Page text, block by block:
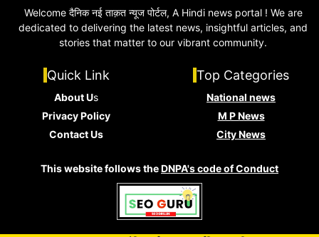
Welcome दैनिक नई ताक़त न्यूज पोर्टल, A Hindi news portal ! We are
dedicated to delivering the latest news, insightful articles, and
stories that matter to our vibrant community.
Quick Link
About Us
Privacy Policy
Contact Us
Top Categories
National news
M P News
City News
This website follows theDNPA's code of Conduct